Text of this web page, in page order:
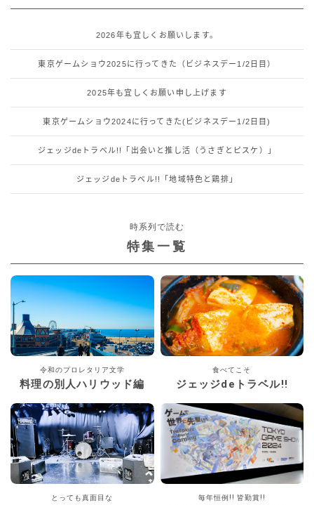
2026年も宜しくお願いします。
東京ゲームショウ2025に行ってきた（ビジネスデー1/2日目）
2025年も宜しくお願い申し上げます
東京ゲームショウ2024に行ってきた(ビジネスデー1/2日目)
ジェッジdeトラベル!!「出会いと推し活（うさぎとピスケ）」
ジェッジdeトラベル!!「地域特色と鶏排」
時系列で読む
特集一覧
令和のプロレタリア文学
料理の別人ハリウッド編
食べてこそ
ジェッジdeトラベル!!
とっても真面目な 毎年恒例!! 皆勤賞!!